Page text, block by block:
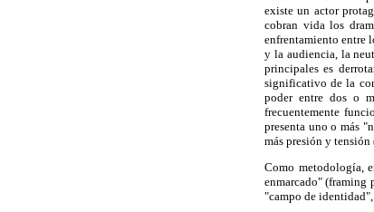
existe un actor
cobran vida los
enfrentamiento entre
y la audiencia, la
principales es
significativo de la
poder entre dos o
frecuentemente
presenta uno o más
más presión y tensión
Como metodología,
enmarcado" (framing
"campo de